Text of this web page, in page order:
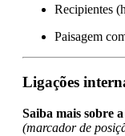
Recipientes
Paisagem
Ligações
Saiba mais sobre
(marcador de